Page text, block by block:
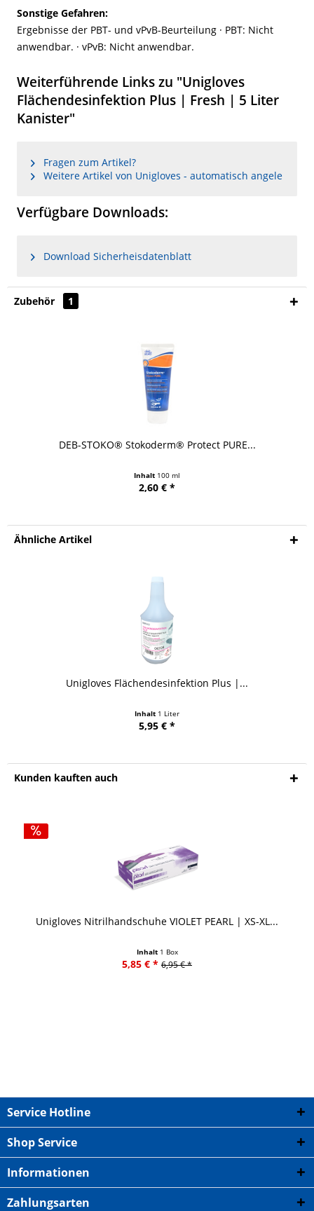
Sonstige Gefahren:
Ergebnisse der PBT- und vPvB-Beurteilung · PBT: Nicht
anwendbar. · vPvB: Nicht anwendbar.
Weiterführende Links zu "Unigloves
Flächendesinfektion Plus | Fresh | 5 Liter
Kanister"
Fragen zum Artikel?
Weitere Artikel von Unigloves - automatisch angele
Verfügbare Downloads:
Download Sicherheisdatenblatt
Zubehör 1
DEB-STOKO® Stokoderm® Protect PURE...
Inhalt 100 ml
2,60 € *
Ähnliche Artikel
Unigloves Flächendesinfektion Plus |...
Inhalt 1 Liter
5,95 € *
Kunden kauften auch
Unigloves Nitrilhandschuhe VIOLET PEARL | XS-XL...
Inhalt 1 Box
5,85 € * 6,95 € *
Service Hotline
Shop Service
Informationen
Zahlungsarten